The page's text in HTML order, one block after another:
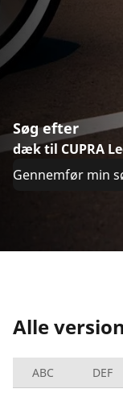
Søg efter
dæk til CUPRA
Gennemfør min
Alle
ABC DEF